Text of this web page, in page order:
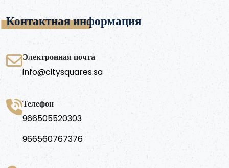
Контактная информация
Электронная почта
info@citysquares.sa
Телефон
966505520303
966560767376